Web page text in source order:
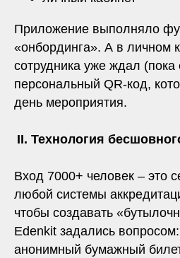
Приложение выполняло
«онбординга». А в личном
сотрудника уже ждал
персональный QR-код,
день мероприятия.
II. Технология
Вход 7000+ человек – это
любой системы
чтобы создавать
Edenkit задались вопросом:
анонимный бумажный